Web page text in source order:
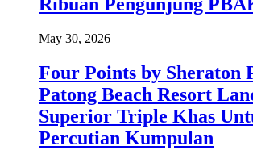
Ribuan Pengunjung
May 30, 2026
Four Points by Sheraton
Patong Beach Resort
Superior Triple Khas
Percutian Kumpulan